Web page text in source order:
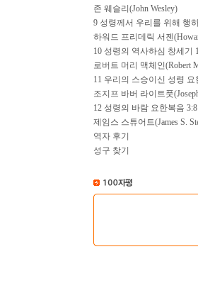
존 웨슬리(John Wesley)
9 성령께서 우리를 위해 행
하워드 프리데릭 서젠
10 성령의 역사하심 창세기
로버트 머리 맥체인(Robert
11 우리의 스승이신 성령 요
조지프 바버 라이트풋
12 성령의 바람 요한복음 3:8
제임스 스튜어트(James S.
역자 후기
성구 찾기